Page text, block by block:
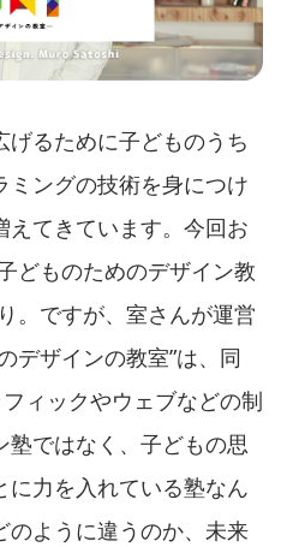
るために子どものうち
ミングの技術を身につけ
えてきています。今回お
どものためのデザイン教
。ですが、室さんが運営
デザインの教室”は、同
フィックやウェブなどの制
ではなく、子どもの思
力を入れている塾なん
のように違うのか、未来